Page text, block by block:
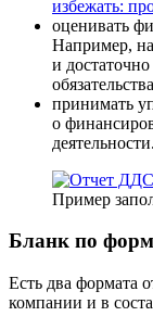
избежать:
оценивать
Например,
и
принимать
о
деятельности.
Пример
Бланк по
Есть два формата
компании и в